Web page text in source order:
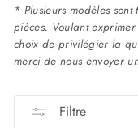
* Plusieurs modèles
pièces. Voulant
choix de privilégier la
merci de nous envoyer
Filtre